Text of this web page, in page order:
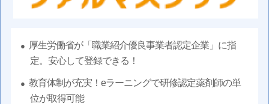
厚生労働省が「職業紹介優良事業者認定企業」に指
定。安心して登録できる！
教育体制が充実！eラーニングで研修認定薬剤師の単
位が取得可能